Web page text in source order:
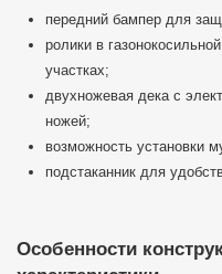
передний бампер для
ролики в
участках;
двухножевая дека с
ножей;
возможность установки
подстаканник для
Особенности